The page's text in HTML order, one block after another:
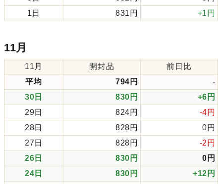
1日
831円 +1円
11月
11月 開封品
前日比
平均
794円
-
30日
830円
+6円
29日
824円
-4円
28日
828円
0円
27日
828円
-2円
26日
830円
0円
24日
830円
+12円